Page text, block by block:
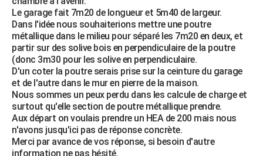
Guides de France
Escapades
Patrimoine
Expositions
Musées
Week-end nature
+LIFESTYLE
Art de vivre
Bien-être
Loisirs
Mode
Modes de vie
SANTE
Alimentation
Guide de la santé
Maladies
Médicaments
Sommeil
VOYAGE
Destinations
City break
Voyage nature
Voyage de noces
Forum
Climat
PHOTO
GUIDES D'ACHAT
BONS PLANS
CARTE DE VOEUX
Le garage fait 7m20 de longueur et 5m40 de largeur.
Dans l'idée nous souhaiterions mettre une poutre
métallique dans le milieu pour séparé les 7m20 en deux, et
partir sur des solive bois en perpendiculaire de la poutre
(donc 3m30 pour les solive en perpendiculaire.
D'un coter la poutre serais prise sur la ceinture du garage
et de l'autre dans le mur en pierre de la maison.
Nous sommes un peux perdu dans les calcule de charge et
surtout qu'elle section de poutre métallique prendre.
Aux départ on voulais prendre un HEA de 200 mais nous
n'avons jusqu'ici pas de réponse concrète.
Merci par avance de vos réponse, si besoin d'autre
information ne pas hésité.